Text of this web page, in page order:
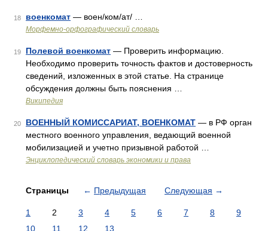
18 военкомат — воен/ком/ат/ …
Морфемно-орфографический словарь
19 Полевой военкомат — Проверить информацию.
Необходимо проверить точность фактов и достоверность
сведений, изложенных в этой статье. На странице
обсуждения должны быть пояснения …
Википедия
20 ВОЕННЫЙ КОМИССАРИАТ, ВОЕНКОМАТ — в РФ орган
местного военного управления, ведающий военной
мобилизацией и учетно призывной работой …
Энциклопедический словарь экономики и права
Страницы ← Предыдущая Следующая →
1 2 3 4 5 6 7 8
9
10
11 12 13